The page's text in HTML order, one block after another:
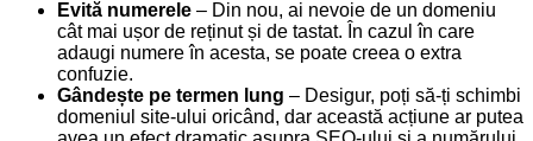
Evită numerele – Din nou, ai nevoie de un domeniu
cât mai ușor de reținut și de tastat. În cazul în care
adaugi numere în acesta, se poate creea o extra
confuzie.
Gândește pe termen lung – Desigur, poți să-ți schimbi
domeniul site-ului oricând, dar această acțiune ar putea